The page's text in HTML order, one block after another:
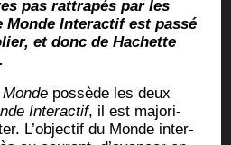
pas rat­tra­pés par les
Monde Inter­ac­tif est pas­sé
et donc de Hachette
pos­sède les deux
Inter­ac­tif, il est majo­ri­
L’objectif du Monde inter­